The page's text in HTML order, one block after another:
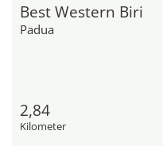
Best Western Biri
Padua
2,84
Kilometer